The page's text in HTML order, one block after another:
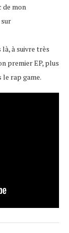
de mon
à suivre très
premier EP, plus
le rap game.